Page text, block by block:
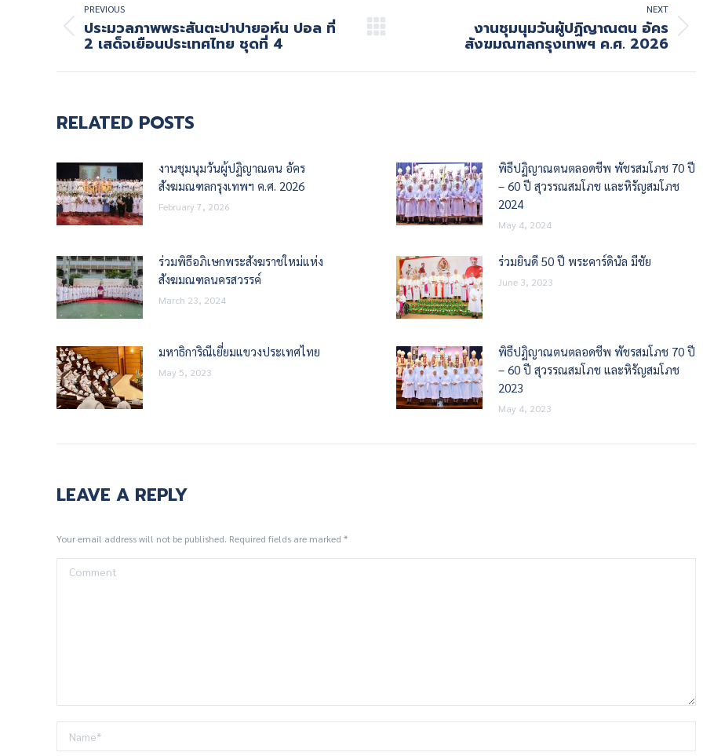
NAVIGATION
PREVIOUS
Previous
post:
ประมวลภาพพระสันตะปาปายอห์น ปอล ที่
2 เสด็จเยือนประเทศไทย ชุดที่ 4
NEXT
งานชุมนุมวันผู้ปฏิญาณตน อัคร
สังฆมณฑลกรุงเทพฯ ค.ศ. 2026
RELATED POSTS
งานชุมนุมวันผู้ปฏิญาณตน อัคร
สังฆมณฑลกรุงเทพฯ ค.ศ. 2026
February 7, 2026
พิธีปฏิญาณตนตลอดชีพ พัชรสมโภช 70 ปี
– 60 ปี สุวรรณสมโภช และหิรัญสมโภช
2024
May 4, 2024
ร่วมพิธีอภิเษกพระสังฆราชใหม่แห่ง
สังฆมณฑลนครสวรรค์
March 23, 2024
ร่วมยินดี 50 ปี พระคาร์ดินัล มีชัย
June 3, 2023
มหาธิการิณีเยี่ยมแขวงประเทศไทย
May 5, 2023
พิธีปฏิญาณตนตลอดชีพ พัชรสมโภช 70 ปี
– 60 ปี สุวรรณสมโภช และหิรัญสมโภช
2023
May 4, 2023
LEAVE A REPLY
Your email address will not be published. Required fields are marked *
Comment
Name *